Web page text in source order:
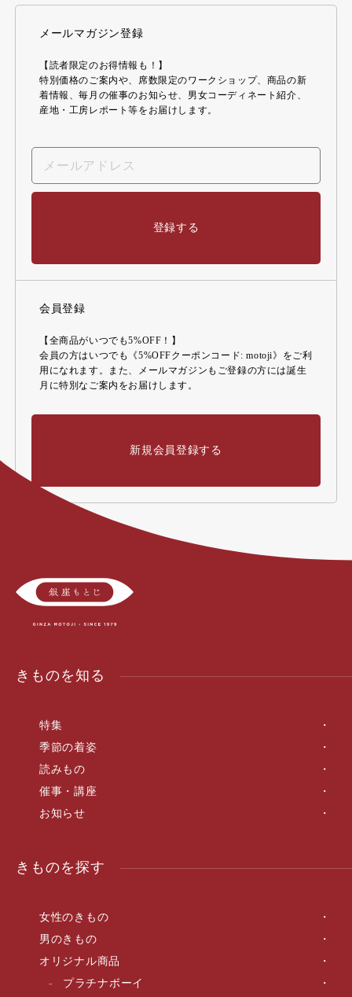
メールマガジン登録
【読者限定のお得情報も！】
特別価格のご案内や、席数限定のワークショップ、商品の新
着情報、毎月の催事のお知らせ、男女コーディネート紹介、
産地・工房レポート等をお届けします。
登録する
会員登録
【全商品がいつでも5%OFF！】
会員の方はいつでも《5%OFFクーポンコード: motoji》をご利
用になれます。また、メールマガジンもご登録の方には誕生
月に特別なご案内をお届けします。
新規会員登録する
きものを知る
特集
季節の着姿
読みもの
催事・講座
お知らせ
きものを探す
女性のきもの
男のきもの
オリジナル商品
プラチナボーイ